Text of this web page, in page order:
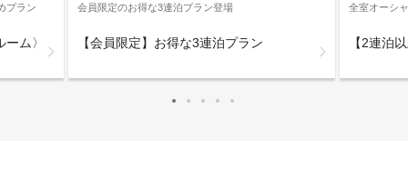
プラン
ム〉
会員限定のお得な3連泊プラン登場
【会員限定】お得な3連泊プラン
全室オーシ
【2連泊